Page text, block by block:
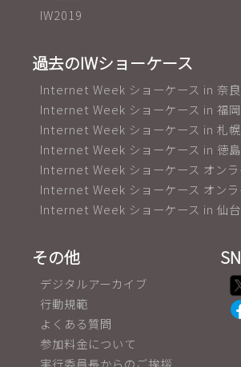
IW2019
過去のIWショーケース
Internet Week ショーケース in 奈
Internet Week ショーケース in 福
Internet Week ショーケース in 札
Internet Week ショーケース in 徳
Internet Week ショーケース オンラ
Internet Week ショーケース オン
Internet Week ショーケース in 仙
その他
デジタルアーカイブ
行動規範
よくある質問
参加料金について
実行委員長からのご挨拶